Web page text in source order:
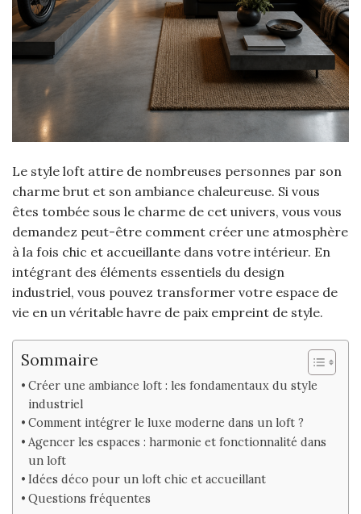
Le style loft attire de nombreuses personnes par son
charme brut et son ambiance chaleureuse. Si vous
êtes tombée sous le charme de cet univers, vous vous
demandez peut-être comment créer une atmosphère
à la fois chic et accueillante dans votre intérieur. En
intégrant des éléments essentiels du design
industriel, vous pouvez transformer votre espace de
vie en un véritable havre de paix empreint de style.
Sommaire
Créer une ambiance loft : les fondamentaux du style
industriel
Comment intégrer le luxe moderne dans un loft ?
Agencer les espaces : harmonie et fonctionnalité dans
un loft
Idées déco pour un loft chic et accueillant
Questions fréquentes